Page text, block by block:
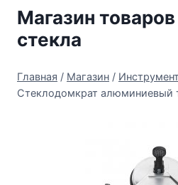
Перейти
содержимому
Магазин
стекла
Главная / Магазин /
Стеклодомкрат алюминиевый